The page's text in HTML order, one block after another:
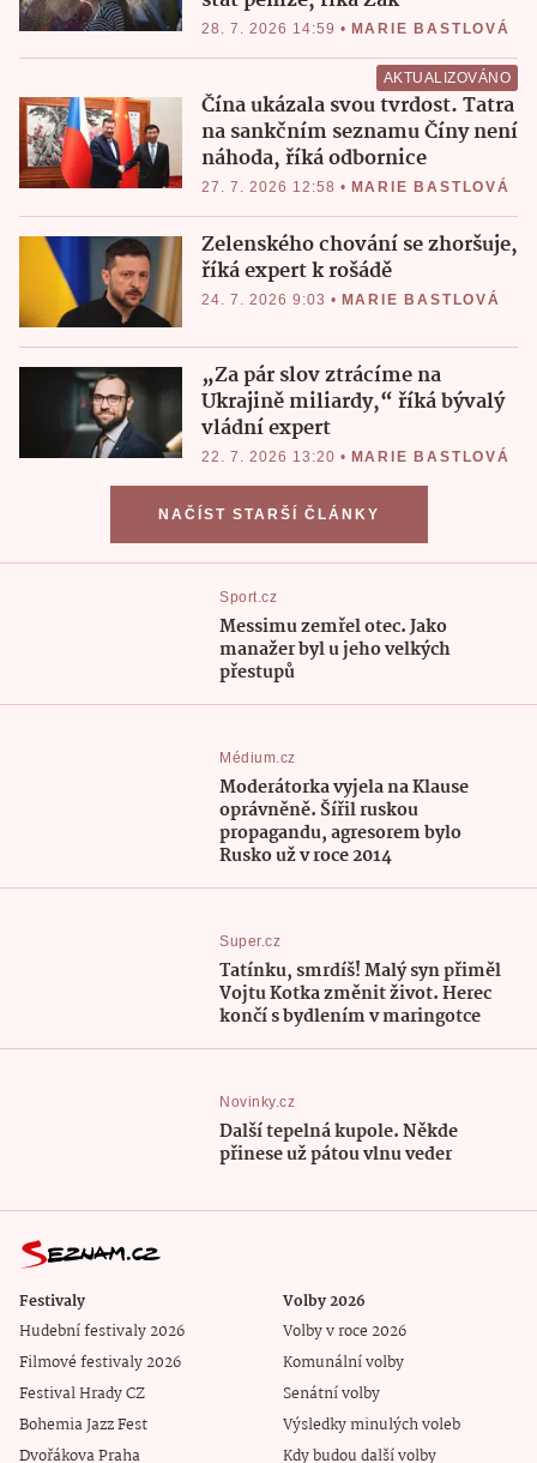
28. 7. 2026 14:59 • MARIE BASTLOVÁ
AKTUALIZOVÁNO
Čína ukázala svou tvrdost. Tatra
na sankčním seznamu Číny není
náhoda, říká odbornice
27. 7. 2026 12:58 • MARIE BASTLOVÁ
Zelenského chování se zhoršuje,
říká expert k rošádě
24. 7. 2026 9:03 • MARIE BASTLOVÁ
„Za pár slov ztrácíme na
Ukrajině miliardy,“ říká bývalý
vládní expert
22. 7. 2026 13:20 • MARIE BASTLOVÁ
NAČÍST STARŠÍ ČLÁNKY
Sport.cz
Messimu zemřel otec. Jako
manažer byl u jeho velkých
přestupů
Médium.cz
Moderátorka vyjela na Klause
oprávněně. Šířil ruskou
propagandu, agresorem bylo
Rusko už v roce 2014
Super.cz
Tatínku, smrdíš! Malý syn přiměl
Vojtu Kotka změnit život. Herec
končí s bydlením v maringotce
Novinky.cz
Další tepelná kupole. Někde
přinese už pátou vlnu veder
Festivaly
Hudební festivaly 2026
Filmové festivaly 2026
Festival Hrady CZ
Bohemia Jazz Fest
Dvořákova Praha
Volby 2026
Volby v roce 2026
Komunální volby
Senátní volby
Výsledky minulých voleb
Kdy budou další volby